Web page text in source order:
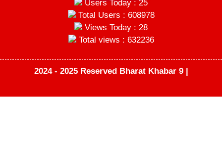
Users Today : 25
Total Users : 608978
Views Today : 28
Total views : 632236
2024 - 2025 Reserved Bharat Khabar 9 |